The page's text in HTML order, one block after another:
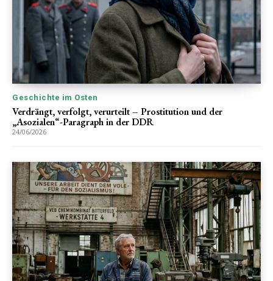
Geschichte im Osten
Verdrängt, verfolgt, verurteilt – Prostitution und der
„Asozialen“-Paragraph in der DDR
24/06/2026